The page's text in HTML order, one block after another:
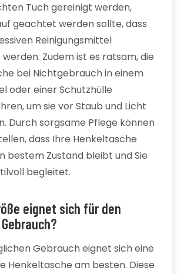
Tuch gereinigt werden,
geachtet werden sollte, dass
Reinigungsmittel
Zudem ist es ratsam, die
bei Nichtgebrauch in einem
oder einer Schutzhülle
um sie vor Staub und Licht
Durch sorgsame Pflege können
dass Ihre Henkeltasche
bestem Zustand bleibt und Sie
begleitet.
eignet sich für den
Gebrauch eignet sich eine
Henkeltasche am besten. Diese